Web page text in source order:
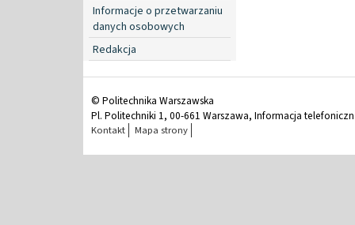
Informacje o przetwarzaniu
danych osobowych
Redakcja
© Politechnika Warszawska
Pl. Politechniki 1, 00-661 Warszawa, Informacja
Kontakt Mapa strony